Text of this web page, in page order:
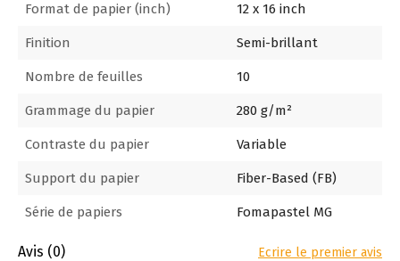
Format de papier (inch) 12 x 16 inch
Finition Semi-brillant
Nombre de feuilles 10
Grammage du papier 280 g/m²
Contraste du papier Variable
Support du papier Fiber-Based (FB)
Série de papiers Fomapastel MG
Avis (0) Ecrire le premier avis